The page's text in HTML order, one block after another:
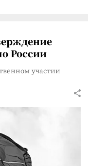
России
участии